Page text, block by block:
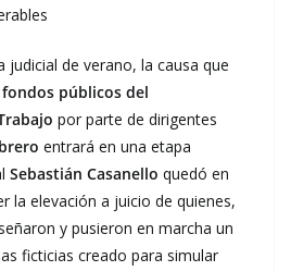
judicial de verano, la causa que
públicos del
por parte de dirigentes
entrará en una etapa
Sebastián Casanello quedó en
la elevación a juicio de quienes,
y pusieron en marcha un
ficticias creado para simular